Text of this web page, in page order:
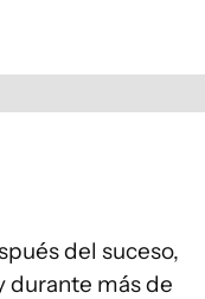
del suceso,
durante más de